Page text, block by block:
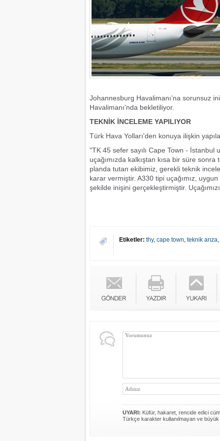
Johannesburg Havalimanı’na sorunsuz
Havalimanı'nda bekletiliyor.
TEKNİK İNCELEME YAPILIYOR
Türk Hava Yolları'den konuya ilişkin
"TK 45 sefer sayılı Cape Town -
uçağımızda kalkıştan kısa bir süre
planda tutan ekibimiz, gerekli teknik
karar vermiştir. A330 tipi uçağımız,
şekilde inişini gerçekleştirmiştir.
Etiketler: thy, cape town, teknik arıza,
UYARI: Küfür, hakaret, rencide edici
Türkçe karakter kullanılmayan ve büyük